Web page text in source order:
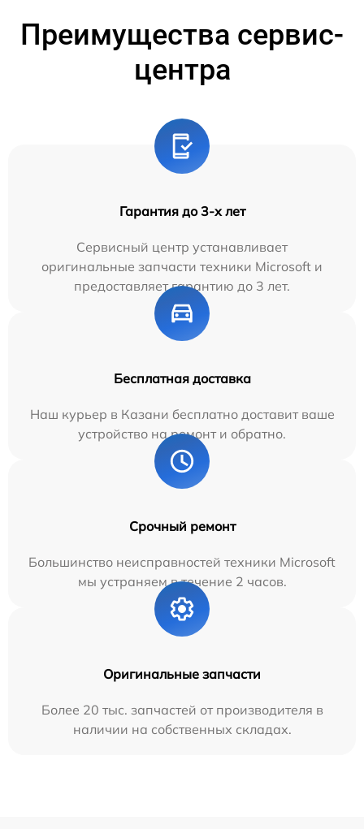
Преимущества сервис-
центра
Гарантия до 3-х лет
Сервисный центр устанавливает
оригинальные запчасти техники Microsoft и
предоставляет гарантию до 3 лет.
Бесплатная доставка
Наш курьер в Казани бесплатно доставит ваше
устройство на ремонт и обратно.
Срочный ремонт
Большинство неисправностей техники Microsoft
мы устраняем в течение 2 часов.
Оригинальные запчасти
Более 20 тыс. запчастей от производителя в
наличии на собственных складах.